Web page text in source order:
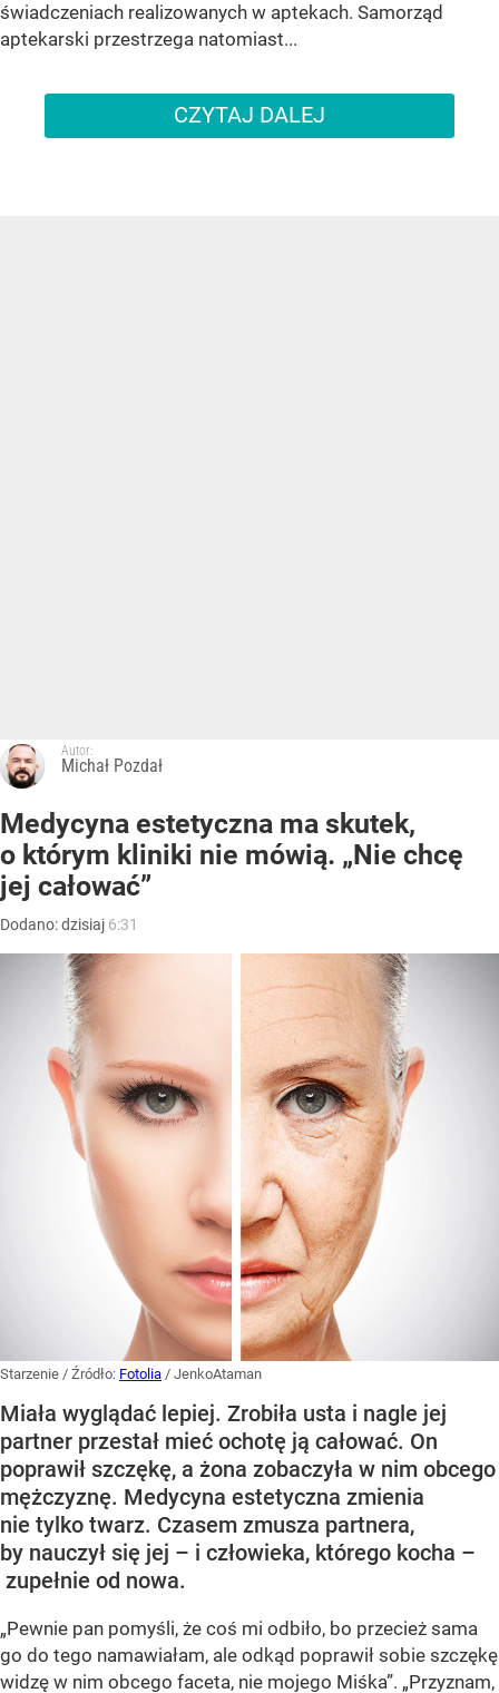
świadczeniach realizowanych w aptekach. Samorząd
aptekarski przestrzega natomiast...
CZYTAJ DALEJ
Autor:
Michał Pozdał
Medycyna estetyczna ma skutek,
o którym kliniki nie mówią. „Nie chcę
jej całować”
Dodano:dzisiaj 6:31
Starzenie / Źródło: Fotolia / JenkoAtaman
Miała wyglądać lepiej. Zrobiła usta i nagle jej
partner przestał mieć ochotę ją całować. On
poprawił szczękę, a żona zobaczyła w nim obcego
mężczyznę. Medycyna estetyczna zmienia
nie tylko twarz. Czasem zmusza partnera,
by nauczył się jej – i człowieka, którego kocha –
zupełnie od nowa.
„Pewnie pan pomyśli, że coś mi odbiło, bo przecież sama
go do tego namawiałam, ale odkąd poprawił sobie szczękę
widzę w nim obcego faceta, nie mojego Miśka”. „Przyznam,